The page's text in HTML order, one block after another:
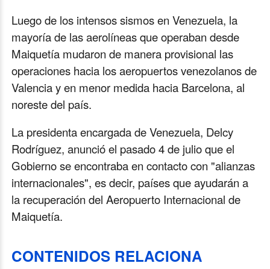
Luego de los intensos sismos en Venezuela, la
mayoría de las aerolíneas que operaban desde
Maiquetía mudaron de manera provisional las
operaciones hacia los aeropuertos venezolanos de
Valencia y en menor medida hacia Barcelona, al
noreste del país.
La presidenta encargada de Venezuela, Delcy
Rodríguez, anunció el pasado 4 de julio que el
Gobierno se encontraba en contacto con "alianzas
internacionales", es decir, países que ayudarán a
la recuperación del Aeropuerto Internacional de
Maiquetía.
CONTENIDOS RELACIONA